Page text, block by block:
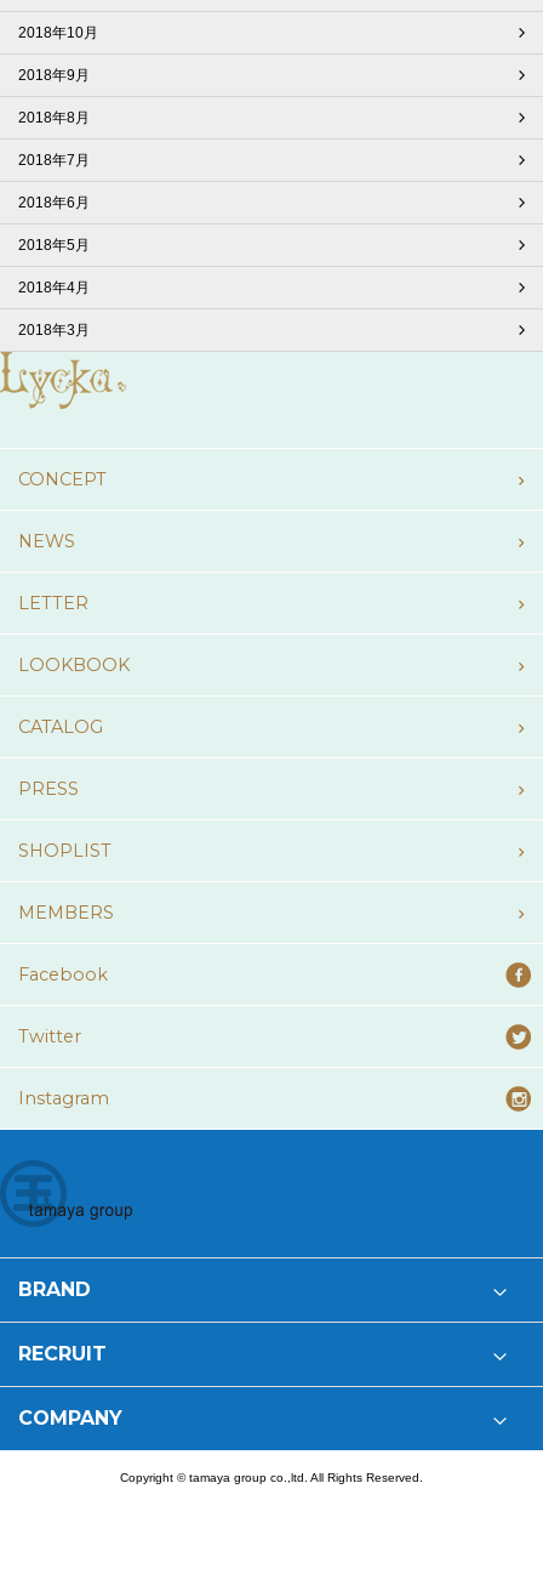
2018年10月
2018年9月
2018年8月
2018年7月
2018年6月
2018年5月
2018年4月
2018年3月
CONCEPT
NEWS
LETTER
LOOKBOOK
CATALOG
PRESS
SHOPLIST
MEMBERS
Facebook
Twitter
Instagram
BRAND
RECRUIT
COMPANY
Copyright © tamaya group co.,ltd. All Rights Reserved.